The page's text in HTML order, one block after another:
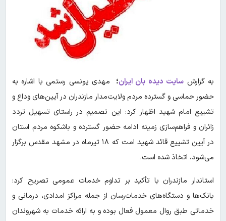
به گزارش سایت دیده بان ایران؛
مهدی یونسی رستمی با اشاره به
حضور حماسی و گسترده مردم ولایت‌مدار مازندران در آیین‌های وداع و
تشییع امام شهید اظهار کرد: این تصمیم در راستای تسهیل تردد
زائران و فراهم‌سازی زمینه ادامه حضور گسترده و باشکوه مردم استان
در آیین تشییع قائد شهید امت که ۱۸ تیرماه در مشهد مقدس برگزار
می‌شود، اتخاذ شده است.
استاندار مازندران با تأکید بر تداوم خدمات عمومی تصریح کرد:
بانک‌ها و دستگاه‌های خدمات‌رسان از جمله مراکز امدادی، درمانی و
خدماتی طبق روال معمول فعال بوده و به ارائه خدمات به شهروندان